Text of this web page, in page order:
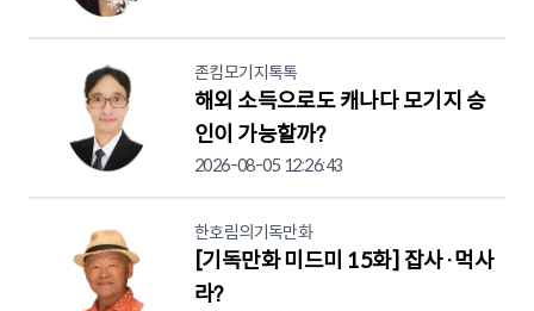
존킴모기지톡톡
해외 소득으로도 캐나다 모기지 승
인이 가능할까?
2026-08-05 12:26:43
한호림의기독만화
[기독만화 미드미 15화] 잡사·먹사
라?